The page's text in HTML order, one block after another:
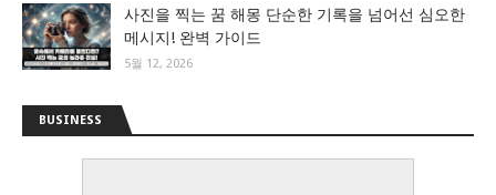
사진을 찍는 꿈 해몽 단순한 기록을 넘어선 심오한
메시지! 완벽 가이드
5월 12, 2026
BUSINESS